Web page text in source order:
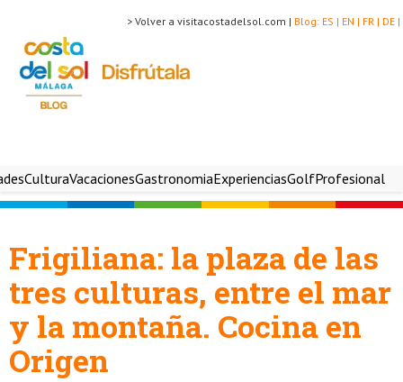
DE |
FR |
EN |
ES |
Blog:
> Volver a visitacostadelsol.com |
CulturaVacacionesGastronomiaExperienciasGolfProfesional
Frigiliana: la plaza de las
tres culturas, entre el mar
y la montaña. Cocina en
Origen